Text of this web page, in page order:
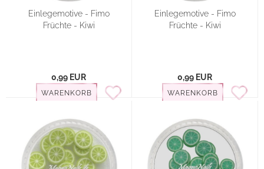
Einlegemotive - Fimo
Früchte - Kiwi
0,99 EUR
WARENKORB
Einlegemotive - Fimo
Früchte - Kiwi
0,99 EUR
WARENKORB